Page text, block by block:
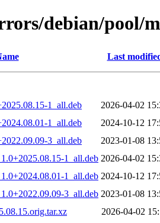
debian/pool/
Last
1_all.deb
2026-04-02
1_all.deb
2024-10-12
3_all.deb
2023-01-08
1_all.deb 2026-04-02
1_all.deb 2024-10-12
3_all.deb 2023-01-08
2026-04-02